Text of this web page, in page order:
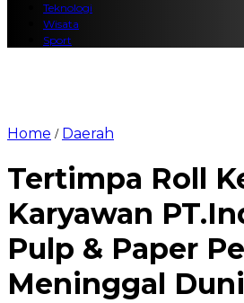
Teknologi
Wisata
Sport
Home / Daerah
Tertimpa Roll
Karyawan
Pulp & Paper
Meninggal